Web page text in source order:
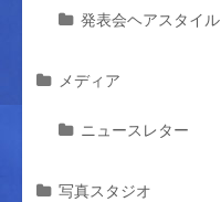
発表会ヘアスタイル
メディア
ニュースレター
写真スタジオ